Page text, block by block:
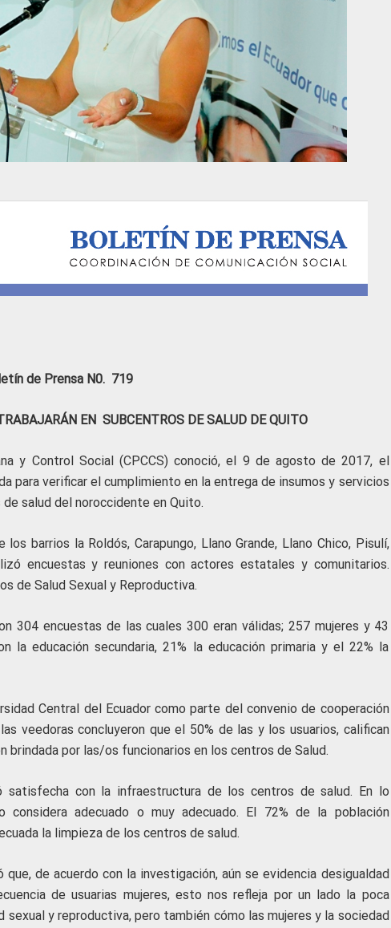
de Prensa N0. 719
EN SUBCENTROS DE SALUD DE QUITO
y Control Social (CPCCS) conoció, el 9 de agosto de 2017, el
para verificar el cumplimiento en la entrega de insumos y servicios
salud del noroccidente en Quito.
barrios la Roldós, Carapungo, Llano Grande, Llano Chico, Pisulí,
encuestas y reuniones con actores estatales y comunitarios.
de Salud Sexual y Reproductiva.
304 encuestas de las cuales 300 eran válidas; 257 mujeres y 43
la educación secundaria, 21% la educación primaria y el 22% la
Central del Ecuador como parte del convenio de cooperación
veedoras concluyeron que el 50% de las y los usuarios, califican
brindada por las/os funcionarios en los centros de Salud.
satisfecha con la infraestructura de los centros de salud. En lo
adecuado o muy adecuado. El 72% de la población
la limpieza de los centros de salud.
de acuerdo con la investigación, aún se evidencia desigualdad
de usuarias mujeres, esto nos refleja por un lado la poca
y reproductiva, pero también cómo las mujeres y la sociedad